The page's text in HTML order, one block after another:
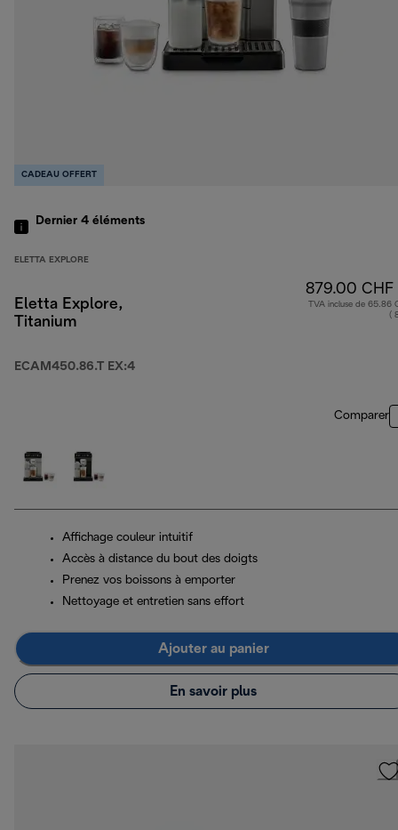
CADEAU OFFERT
Dernier 4 éléments
ELETTA EXPLORE
Eletta Explore,
Titanium
ECAM450.86.T EX:4
879.00 CHF
TVA incluse de 65.86
(
Comparer
Affichage couleur intuitif
Accès à distance du bout des doigts
Prenez vos boissons à emporter
Nettoyage et entretien sans effort
Ajouter au panier
En savoir plus